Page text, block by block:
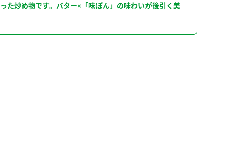
た炒め物です。バター×「味ぽん」の味わいが後引く美